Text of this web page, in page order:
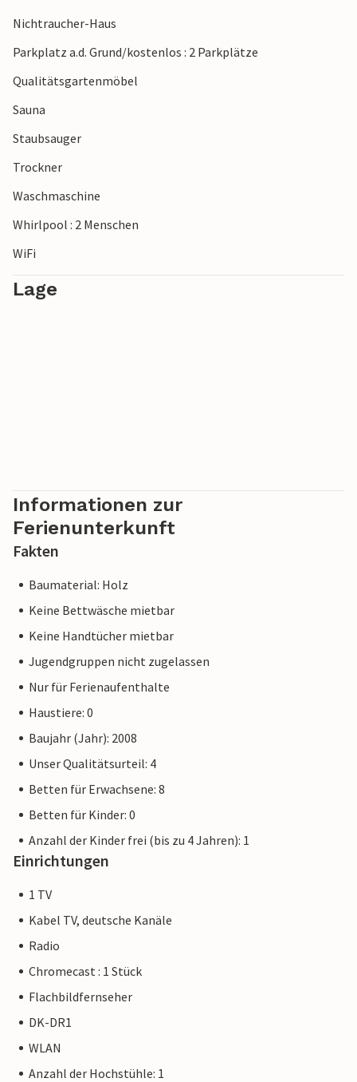
Nichtraucher-Haus
Parkplatz a.d. Grund/kostenlos : 2 Parkplätze
Qualitätsgartenmöbel
Sauna
Staubsauger
Trockner
Waschmaschine
Whirlpool : 2 Menschen
WiFi
Lage
Informationen zur
Ferienunterkunft
Fakten
Baumaterial: Holz
Keine Bettwäsche mietbar
Keine Handtücher mietbar
Jugendgruppen nicht zugelassen
Nur für Ferienaufenthalte
Haustiere: 0
Baujahr (Jahr): 2008
Unser Qualitätsurteil: 4
Betten für Erwachsene: 8
Betten für Kinder: 0
Anzahl der Kinder frei (bis zu 4 Jahren): 1
Einrichtungen
1 TV
Kabel TV, deutsche Kanäle
Radio
Chromecast : 1 Stück
Flachbildfernseher
DK-DR1
WLAN
Anzahl der Hochstühle: 1